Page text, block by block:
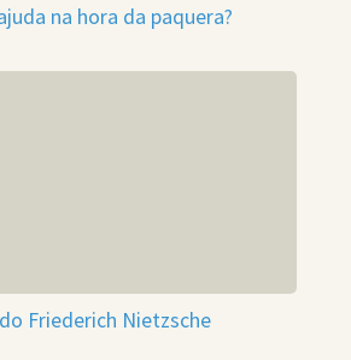
na hora da paquera?
Friederich Nietzsche